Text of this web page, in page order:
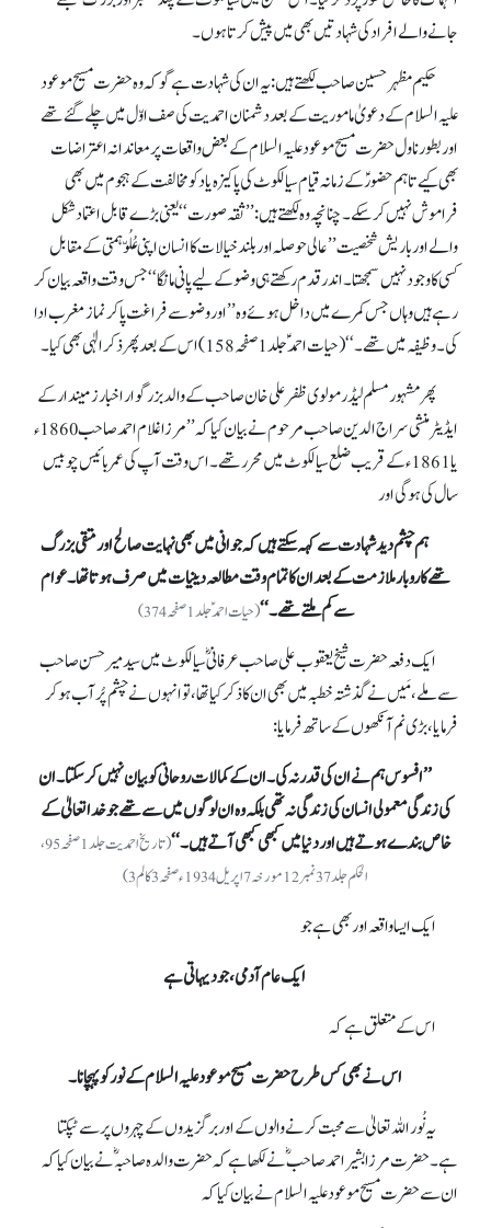
جانے والے افراد کی شہادتیں بھی میں پیش کرتا ہوں۔
حکیم مظہر حسین صاحب لکھتے ہیں: یہ ان کی شہادت ہے گو کہ وہ حضرت مسیح موعود
علیہ السلام کے دعویٰ ماموریت کے بعد دشمنان احمدیت کی صف اوّل میں چلے گئے تھے
اور بطور ناول حضرت مسیح موعود علیہ السلام کے بعض واقعات پر معاندانہ اعتراضات
بھی کیے تاہم حضورؑ کے زمانہ قیام سیالکوٹ کی پاکیزہ یاد کو مخالفت کے ہجوم میں بھی
فراموش نہیں کر سکے۔ چنانچہ وہ لکھتے ہیں :’’ثقہ صورت‘‘یعنی بڑے قابل اعتماد شکل
والے اور باریش شخصیت’’ عالی حوصلہ اور بلند خیالات کا انسان اپنی عُلُوّ ہمتی کے مقابل
کسی کا وجود نہیں سمجھتا۔ اندر قدم رکھتے ہی وضو کے لیے پانی مانگا‘‘جس وقت واقعہ بیان کر
رہے ہیں وہاں جس کمرے میں داخل ہوئے وہ ’’اور وضو سے فراغت پا کر نماز مغرب ادا
کی۔ وظیفہ میں تھے۔ ‘‘ (حیات احمدؑ جلد 1 صفحہ 158) اس کے بعد پھر ذکر الٰہی بھی کیا۔
پھر مشہور مسلم لیڈر مولوی ظفر علی خان صاحب کے والد بزرگوار اخبار زمیندار کے
ایڈیٹر منشی سراج الدین صاحب مرحوم نے بیان کیا کہ ’’مرزا غلام احمد صاحب 1860ء
یا1861ء کے قریب ضلع سیالکوٹ میں محرر تھے۔ اس وقت آپ کی عمر بائیس چوبیس
سال کی ہوگی اور
ہم چشم دید شہادت سے کہہ سکتے ہیں کہ جوانی میں بھی نہایت صالح اور متقی بزرگ
تھے کاروبار ملازمت کے بعد ان کا تمام وقت مطالعہ دینیات میں صرف ہوتا تھا۔ عوام
سے کم ملتے تھے۔‘‘(حیات احمدؑ جلد 1صفحہ 374)
ایک دفعہ حضرت شیخ یعقوب علی صاحب عرفانیؓ سیالکوٹ میں سید میر حسن صاحب
سے ملے، مَیں نے گذشتہ خطبہ میں بھی ان کا ذکر کیا تھا، تو انہوں نے چشم پُرآب ہو کر
فرمایا ،بڑی نم آنکھوں کے ساتھ فرمایا:
’’افسوس ہم نے ان کی قدر نہ کی۔ان کے کمالات روحانی کو بیان نہیں کر سکتا۔ ان
کی زندگی معمولی انسان کی زندگی نہ تھی بلکہ وہ ان لوگوں میں سے تھے جو خدا تعالیٰ کے
خاص بندے ہوتے ہیں اور دنیا میں کبھی کبھی آتے ہیں۔ ‘‘
(تاریخ احمدیت جلد 1 صفحہ 95،
الحکم جلد 37 نمبر 12 مورخہ 7 اپریل 1934 ء صفحہ 3 کالم 3)
ایک ایسا واقعہ اور بھی ہے جو
ایک عام آدمی، جو دیہاتی ہے
اس کے متعلق ہے کہ
اس نے بھی کس طرح حضرت مسیح موعود علیہ السلام کے نور کو پہچانا۔
یہ نُور اللہ تعالیٰ سے محبت کرنے والوں کے اور برگزیدوں کے چہروں پر سےٹپکتا
ہے۔ حضرت مرزا بشیر احمد صاحبؓ نے لکھا ہے کہ حضرت والدہ صاحبہ ؓنے بیان کیا کہ
ان سے حضرت مسیح موعود علیہ السلام نے بیان کیا کہ